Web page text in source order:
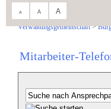
A A A
Verwaltungsgemeinschaft>
Mitarbeiter-